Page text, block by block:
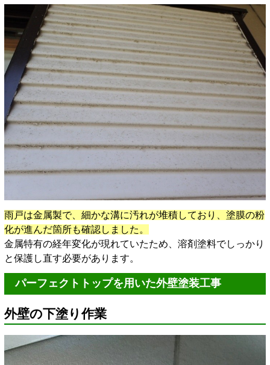
雨戸は金属製で、細かな溝に汚れが堆積しており、塗膜の粉
化が進んだ箇所も確認しました。
金属特有の経年変化が現れていたため、溶剤塗料でしっかり
と保護し直す必要があります。
パーフェクトトップを用いた外壁塗装工事
外壁の下塗り作業